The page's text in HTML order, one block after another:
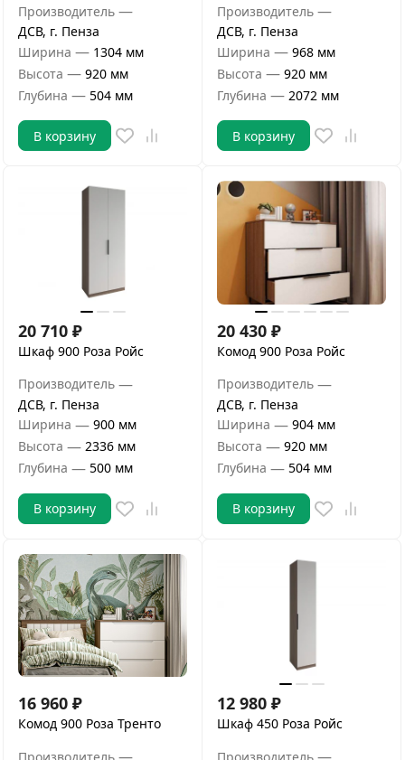
Производитель —
ДСВ, г. Пенза
Ширина — 1304 мм
Высота — 920 мм
Глубина — 504 мм
В корзину
Производитель —
ДСВ, г. Пенза
Ширина — 968 мм
Высота — 920 мм
Глубина — 2072 мм
В корзину
20 710 ₽
Шкаф 900 Роза Ройс
Производитель —
ДСВ, г. Пенза
Ширина — 900 мм
Высота — 2336 мм
Глубина — 500 мм
В корзину
20 430 ₽
Комод 900 Роза Ройс
Производитель —
ДСВ, г. Пенза
Ширина — 904 мм
Высота — 920 мм
Глубина — 504 мм
В корзину
16 960 ₽
Комод 900 Роза Тренто
12 980 ₽
Шкаф 450 Роза Ройс